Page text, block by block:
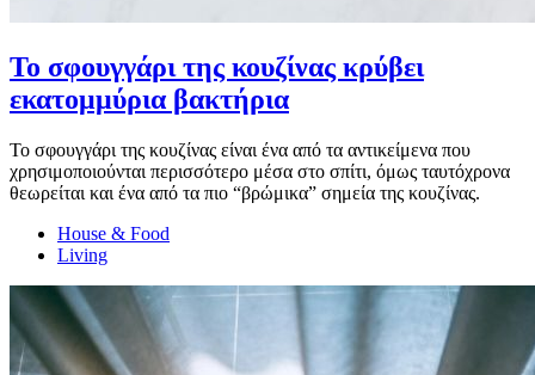
Το σφουγγάρι της κουζίνας κρύβει
εκατομμύρια βακτήρια
Το σφουγγάρι της κουζίνας είναι ένα από τα αντικείμενα που
χρησιμοποιούνται περισσότερο μέσα στο σπίτι, όμως ταυτόχρονα
θεωρείται και ένα από τα πιο “βρώμικα” σημεία της κουζίνας.
House & Food
Living